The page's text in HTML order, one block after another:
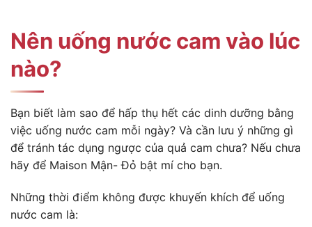
Nên uống nước cam vào lúc
nào?
Bạn biết làm sao để hấp thụ hết các dinh dưỡng bằng
việc uống nước cam mỗi ngày? Và cần lưu ý những gì
để tránh tác dụng ngược của quả cam chưa? Nếu chưa
hãy để Maison Mận- Đỏ bật mí cho bạn.
Những thời điểm không được khuyến khích để uống
nước cam là: